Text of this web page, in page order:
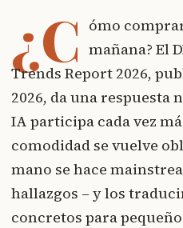
¿C ómo
mañana? El
Trends Report 2026,
2026, da una respuesta
IA participa cada vez
comodidad se vuelve
mano se hace
hallazgos – y los
concretos para